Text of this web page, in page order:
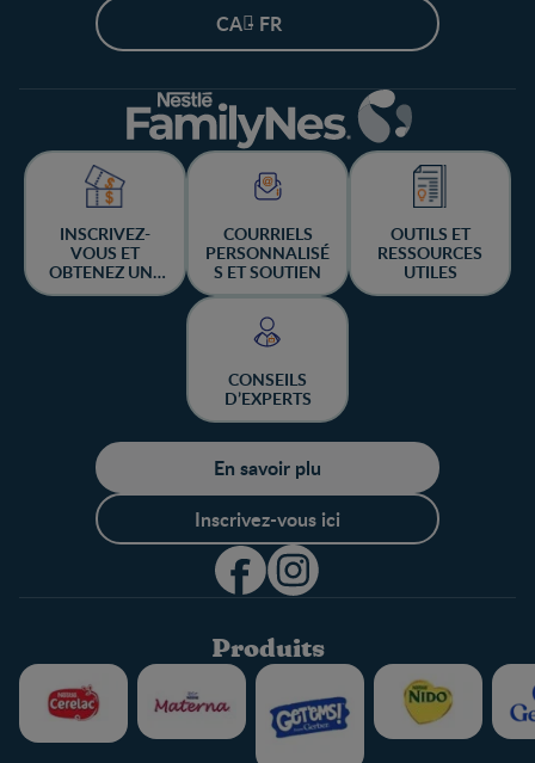
CA - FR
INSCRIVEZ-
VOUS ET
OBTENEZ UNE
CHANCE DE
COURRIELS
PERSONNALISÉ
S ET SOUTIEN
OUTILS ET
RESSOURCES
UTILES
CONSEILS
D’EXPERTS
En savoir plu
Inscrivez-vous ici
Produits